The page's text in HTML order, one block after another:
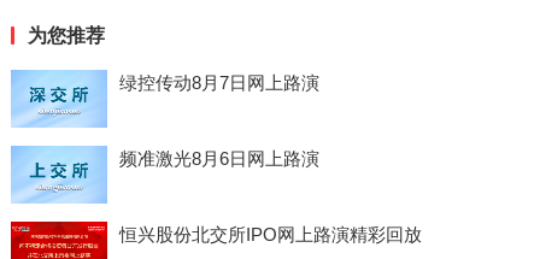
为您推荐
绿控传动8月7日网上路演
频准激光8月6日网上路演
恒兴股份北交所IPO网上路演精彩回放